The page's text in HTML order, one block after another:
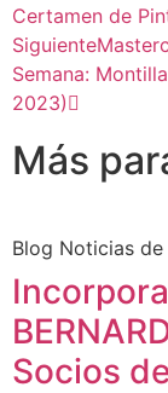
Certamen de
Siguiente
Semana:
2023)
Más
Blog Noticias
Socios